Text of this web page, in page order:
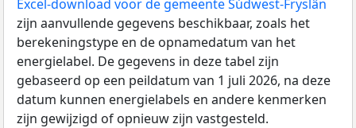
Excel-download voor de gemeente Súdwest-Fryslân
zijn aanvullende gegevens beschikbaar, zoals het
berekeningstype en de opnamedatum van het
energielabel. De gegevens in deze tabel zijn
gebaseerd op een peildatum van 1 juli 2026, na deze
datum kunnen energielabels en andere kenmerken
zijn gewijzigd of opnieuw zijn vastgesteld.